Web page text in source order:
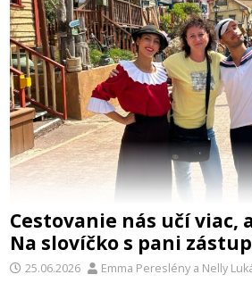
Cestovanie nás učí viac,
Na slovíčko s pani
25.06.2026 Emma Pereslénya Nelly